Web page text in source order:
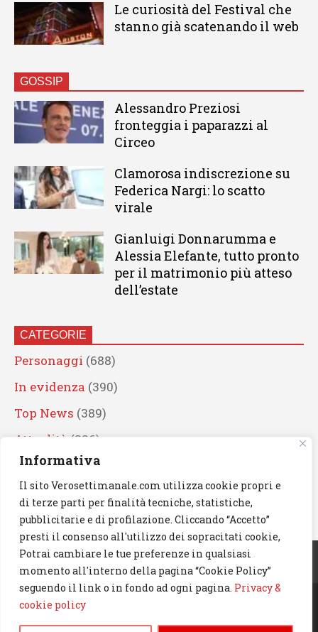
Informativa
Il sito Verosettimanale.com utilizza cookie propri e
di terze parti per finalità tecniche, statistiche,
pubblicitarie e di profilazione. Cliccando “Accetto”
presti il consenso all'utilizzo dei sopracitati cookie,
Potrai cambiare le tue preferenze in qualsiasi
momento all'interno della pagina “Cookie Policy”
seguendo il link o in fondo ad ogni pagina. Privacy &
cookie policy
Le curiosità del Festival che
stanno già scatenando il web
GOSSIP
Alessandro Preziosi
fronteggia i paparazzi al
Circeo
Clamorosa indiscrezione su
Federica Nargi: lo scatto
virale
Gianluigi Donnarumma e
Alessia Elefante, tutto pronto
per il matrimonio più atteso
dell’estate
CATEGORIE
Personaggi (688)
In evidenza (390)
Top News (389)
Attualità (336)
Eventi(330)
Artisti (241)
News(238)
Cerca
© 2023 Verosettimanale.com. All rights reserved.